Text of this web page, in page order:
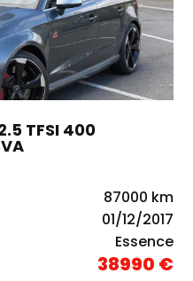
TFSI 400
87000 km
01/12/2017
Essence
38990 €